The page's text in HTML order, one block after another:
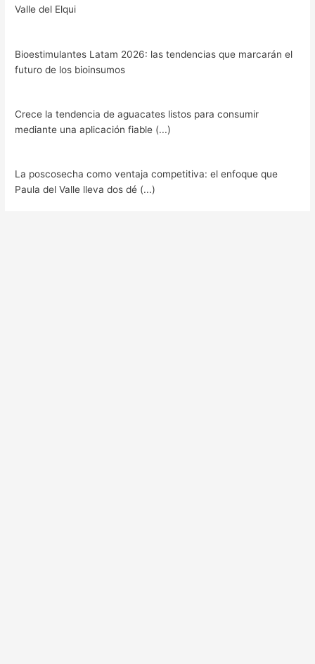
Valle del Elqui
Bioestimulantes Latam 2026: las tendencias que marcarán el
futuro de los bioinsumos
Crece la tendencia de aguacates listos para consumir
mediante una aplicación fiable (...)
La poscosecha como ventaja competitiva: el enfoque que
Paula del Valle lleva dos dé (...)